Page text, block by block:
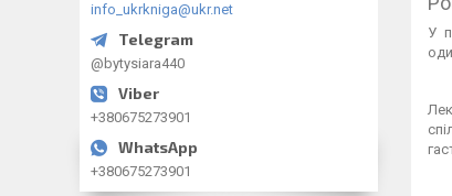
У
info_ukrkniga@ukr.net
@bytysiara440
+380675273901
+380675273901